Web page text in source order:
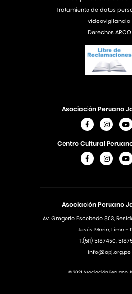
Asociación Peruano
Av. Gregorio Escobedo 803,
Jesús Maria, Lima -
T.(511) 5187450,
info@apj.org.pe
Asociación Peruano
Centro Cultural
Tratamiento de datos
videovigilancia
Derechos ARCO
© 2021 Asociación Peruano